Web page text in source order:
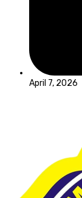
April 7, 2026